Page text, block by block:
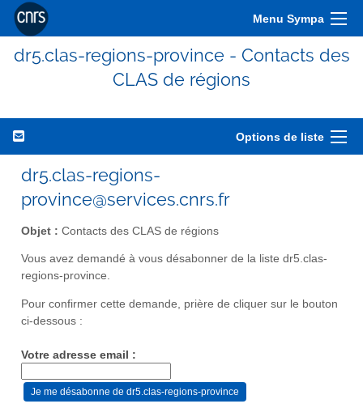
Menu Sympa
dr5.clas-regions-province - Contacts des
CLAS de régions
Options de liste
dr5.clas-regions-
province@services.cnrs.fr
Objet : Contacts des CLAS de régions
Vous avez demandé à vous désabonner de la liste dr5.clas-
regions-province.
Pour confirmer cette demande, prière de cliquer sur le bouton
ci-dessous :
Votre adresse email :